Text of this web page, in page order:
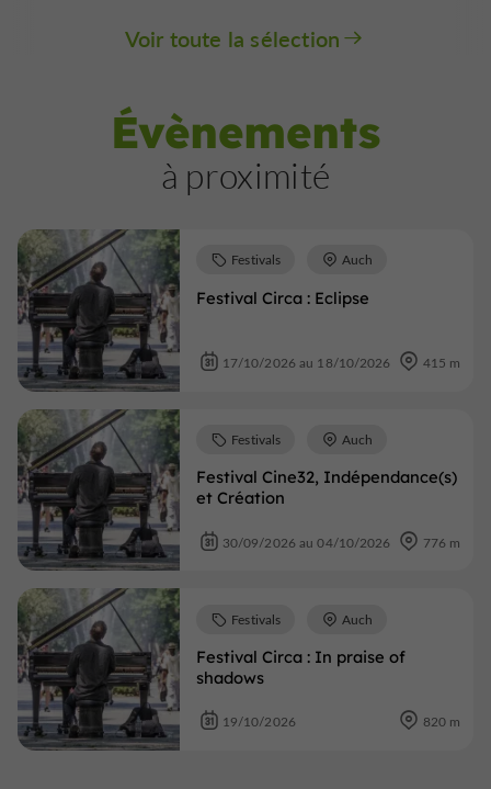
Voir toute la sélection
Évènements
à proximité
Festival Circa : Eclipse
Festivals Auch
17/10/2026 au 18/10/2026 415 m
Festival Cine32, Indépendance(s)
et Création
Festivals Auch
30/09/2026 au 04/10/2026 776 m
Festival Circa : In praise of
shadows
Festivals Auch
19/10/2026 820 m